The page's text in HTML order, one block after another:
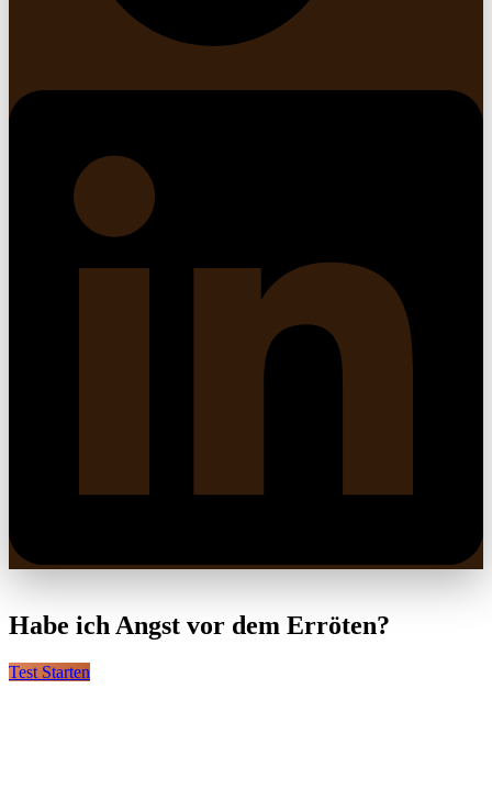
Habe ich Angst vor dem Erröten?